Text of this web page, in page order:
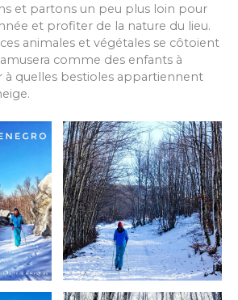
et partons un peu plus loin pour
et profiter de la nature du lieu.
animales et végétales se côtoient
comme des enfants à
à quelles bestioles appartiennent